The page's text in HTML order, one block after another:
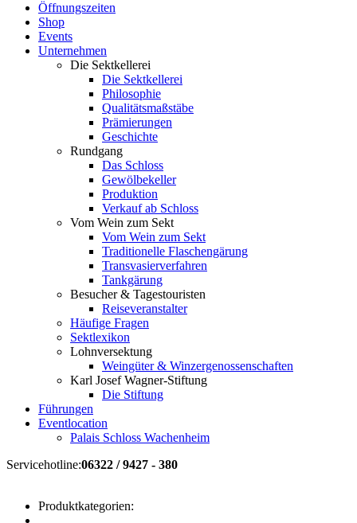
Öffnungszeiten
Shop
Events
Unternehmen
Die Sektkellerei
Die Sektkellerei
Philosophie
Qualitätsmaßstäbe
Prämierungen
Geschichte
Rundgang
Das Schloss
Gewölbekeller
Produktion
Verkauf ab Schloss
Vom Wein zum Sekt
Vom Wein zum Sekt
Traditionelle Flaschengärung
Transvasierverfahren
Tankgärung
Besucher & Tagestouristen
Reiseveranstalter
Häufige Fragen
Sektlexikon
Lohnversektung
Weingüter & Winzergenossenschaften
Karl Josef Wagner-Stiftung
Die Stiftung
Führungen
Eventlocation
Palais Schloss Wachenheim
Servicehotline:06322 / 9427 - 380
Produktkategorien: